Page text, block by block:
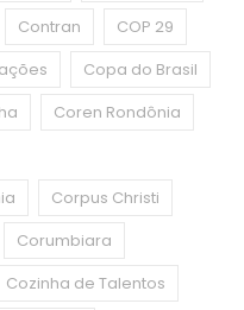
Contran
COP 29
Copa do Brasil
Coren Rondônia
Corpus Christi
Corumbiara
Cozinha de Talentos